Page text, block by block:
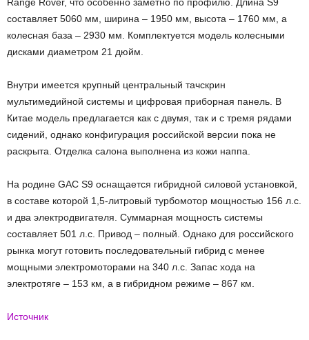
составляет 5060 мм, ширина – 1950 мм, высота – 1760 мм, а
колесная база – 2930 мм. Комплектуется модель колесными
дисками диаметром 21 дюйм.
Внутри имеется крупный центральный тачскрин
мультимедийной системы и цифровая приборная панель. В
Китае модель предлагается как с двумя, так и с тремя рядами
сидений, однако конфигурация российской версии пока не
раскрыта. Отделка салона выполнена из кожи наппа.
На родине GAC S9 оснащается гибридной силовой установкой,
в составе которой 1,5-литровый турбомотор мощностью 156 л.с.
и два электродвигателя. Суммарная мощность системы
составляет 501 л.с. Привод – полный. Однако для российского
рынка могут готовить последовательный гибрид с менее
мощными электромоторами на 340 л.с. Запас хода на
электротяге – 153 км, а в гибридном режиме – 867 км.
Источник